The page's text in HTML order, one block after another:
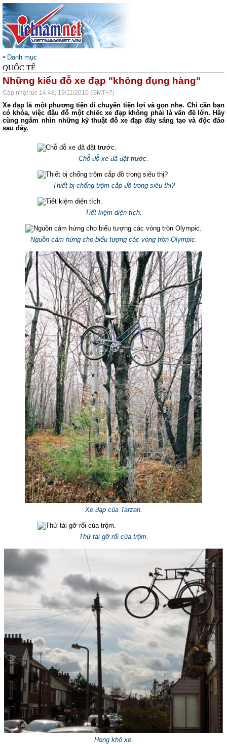
Danh mục
QUỐC TẾ
Những kiểu đỗ xe đạp "không đụng hàng"
Cập nhật lúc 14:48, 19/11/2010 (GMT+7)
Xe đạp là một phương tiện di chuyển tiện lợi và gọn nhẹ. Chỉ cần bạn
có khóa, việc đậu đỗ một chiếc xe đạp không phải là vấn đề lớn. Hãy
cùng ngắm nhìn những kỹ thuật đỗ xe đạp đầy sáng tạo và độc đáo
sau đây.
Chỗ đỗ xe đã đặt trước.
Thiết bị chống trộm cắp đồ trong siêu thị?
Tiết kiệm diện tích.
Nguồn cảm hứng cho biểu tượng các vòng tròn Olympic.
Xe đạp của Tarzan.
Thử tài gỡ rối của trộm.
Hong khô xe.